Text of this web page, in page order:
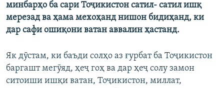
минбарҳо ба сари Тоҷикистон сатил- сатил ишқ
мерезад ва ҳама мехоҳанд нишон бидиҳанд, ки
дар сафи ошиқони ватан аввалин ҳастанд.
Як дӯстам, ки баъди солҳо аз ғурбат ба Тоҷикистон
баргашт мегӯяд, ҳеҷ гоҳ ва дар ҳеҷ солу замон
ситоиши ишқи ватан, Тоҷикистон, миллат,